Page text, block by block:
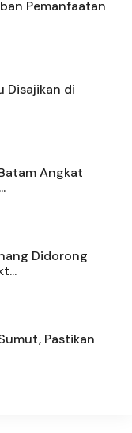
Pemanfaatan
Disajikan di
Angkat
Didorong
Pastikan